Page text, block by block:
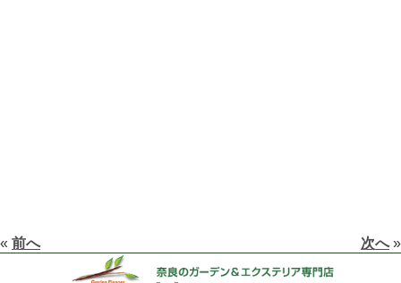
« 前へ 次へ»